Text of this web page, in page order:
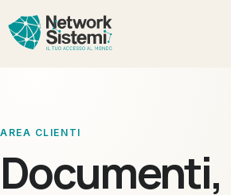
AREA CLIENTI
Documenti,